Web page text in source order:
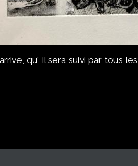
qu' il sera suivi par tous